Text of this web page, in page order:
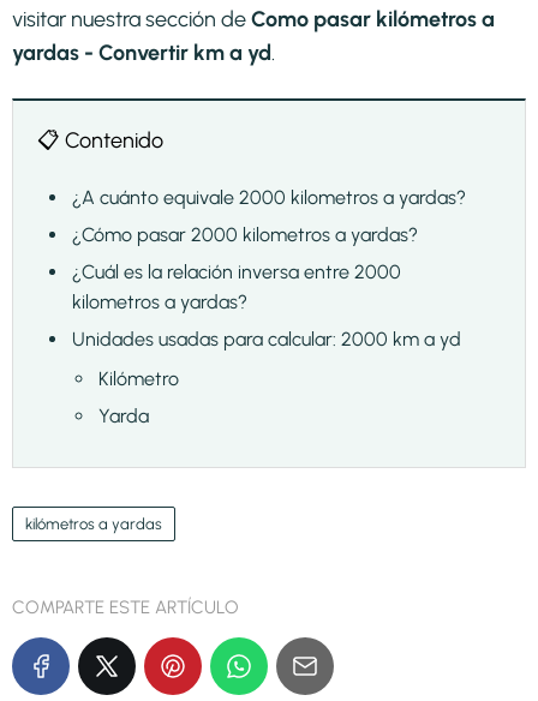
visitar nuestra sección deComo pasar kilómetros a
yardas - Convertir km a yd.
📋 Contenido
¿A cuánto equivale 2000 kilometros a yardas?
¿Cómo pasar 2000 kilometros a yardas?
¿Cuál es la relación inversa entre 2000
kilometros a yardas?
Unidades usadas para calcular: 2000 km a yd
Kilómetro
Yarda
kilómetros a yardas
COMPARTE ESTE ARTÍCULO